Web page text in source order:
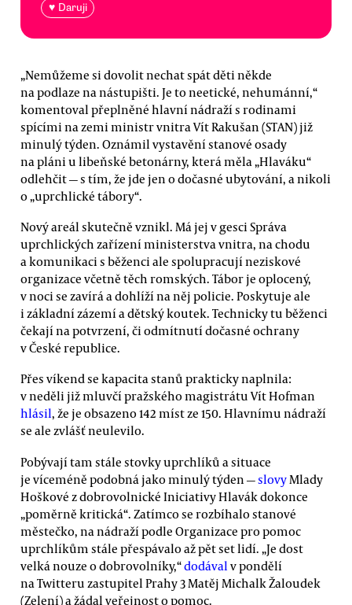
♥ Daruji
„Nemůžeme si dovolit nechat spát děti někde
na podlaze na nástupišti. Je to neetické, nehumánní,“
komentoval přeplněné hlavní nádraží s rodinami
spícími na zemi ministr vnitra Vít Rakušan (STAN) již
minulý týden. Oznámil vystavění stanové osady
na pláni u libeňské betonárny, která měla „Hlaváku“
odlehčit — s tím, že jde jen o dočasné ubytování, a nikoli
o „uprchlické tábory“.
Nový areál skutečně vznikl. Má jej v gesci Správa
uprchlických zařízení ministerstva vnitra, na chodu
a komunikaci s běženci ale spolupracují neziskové
organizace včetně těch romských. Tábor je oplocený,
v noci se zavírá a dohlíží na něj policie. Poskytuje ale
i základní zázemí a dětský koutek. Technicky tu běženci
čekají na potvrzení, či odmítnutí dočasné ochrany
v České republice.
Přes víkend se kapacita stanů prakticky naplnila:
v neděli již mluvčí pražského magistrátu Vít Hofman
hlásil, že je obsazeno 142 míst ze 150. Hlavnímu nádraží
se ale zvlášť neulevilo.
Pobývají tam stále stovky uprchlíků a situace
je víceméně podobná jako minulý týden —slovy Mlady
Hoškové z dobrovolnické Iniciativy Hlavák dokonce
„poměrně kritická“. Zatímco se rozbíhalo stanové
městečko, na nádraží podle Organizace pro pomoc
uprchlíkům stále přespávalo až pět set lidí. „Je dost
velká nouze o dobrovolníky,“dodával v pondělí
na Twitteru zastupitel Prahy 3 Matěj Michalk Žaloudek
(Zelení) a žádal veřejnost o pomoc.